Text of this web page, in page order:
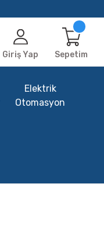
Giriş Yap Sepetim
Elektrik
Otomasyon